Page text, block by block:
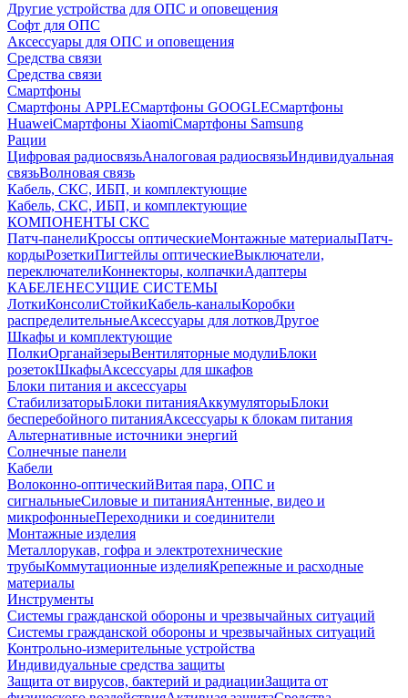
Другие устройства для ОПС и оповещения
Софт для ОПС
Аксессуары для ОПС и оповещения
Средства связи
Средства связи
Смартфоны
Смартфоны APPLEСмартфоны GOOGLEСмартфоны
HuaweiСмартфоны XiaomiСмартфоны Samsung
Рации
Цифровая радиосвязьАналоговая радиосвязьИндивидуальная
связьВолновая связь
Кабель, СКС, ИБП, и комплектующие
Кабель, СКС, ИБП, и комплектующие
КОМПОНЕНТЫ СКС
Патч-панелиКроссы оптическиеМонтажные материалыПатч-
кордыРозеткиПигтейлы оптическиеВыключатели,
переключателиКоннекторы, колпачкиАдаптеры
КАБЕЛЕНЕСУЩИЕ СИСТЕМЫ
ЛоткиКонсолиСтойкиКабель-каналыКоробки
распределительныеАксессуары для лотковДругое
Шкафы и комплектующие
ПолкиОрганайзерыВентиляторные модулиБлоки
розетокШкафыАксессуары для шкафов
Блоки питания и аксессуары
СтабилизаторыБлоки питанияАккумуляторыБлоки
бесперебойного питанияАксессуары к блокам питания
Альтернативные источники энергий
Солнечные панели
Кабели
Волоконно-оптическийВитая пара, ОПС и
сигнальныеСиловые и питанияАнтенные, видео и
микрофонныеПереходники и соединители
Монтажные изделия
Металлорукав, гофра и электротехнические
трубыКоммутационные изделияКрепежные и расходные
материалы
Инструменты
Системы гражданской обороны и чрезвычайных ситуаций
Системы гражданской обороны и чрезвычайных ситуаций
Контрольно-измерительные устройства
Индивидуальные средства защиты
Защита от вирусов, бактерий и радиацииЗащита от